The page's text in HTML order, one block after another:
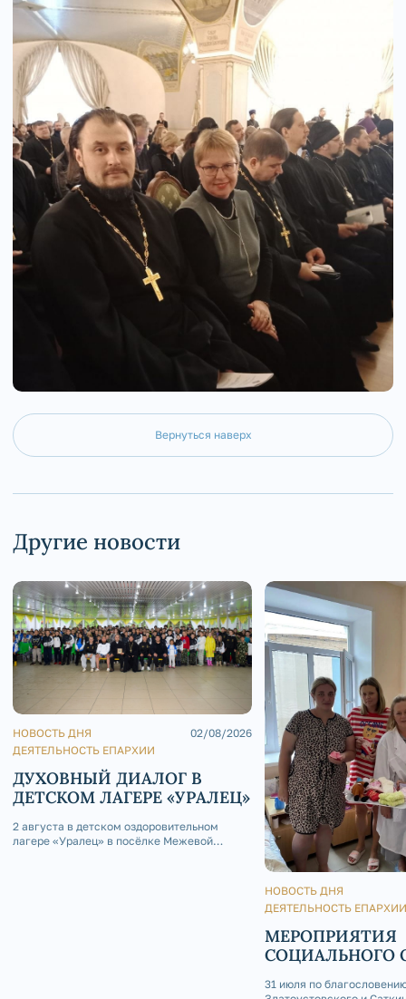
Вернуться наверх
Другие новости
НОВОСТЬ ДНЯ
ДЕЯТЕЛЬНОСТЬ ЕПАРХИИ
02/08/2026
ДУХОВНЫЙ ДИАЛОГ В
ДЕТСКОМ ЛАГЕРЕ «УРАЛЕЦ»
2 августа в детском оздоровительном
лагере «Уралец» в посёлке Межевой
НОВОСТЬ ДНЯ
ДЕЯТЕЛЬНОСТЬ ЕПАРХИИ
МЕРОПРИЯТИЯ
СОЦИАЛЬНОГО
31 июля по